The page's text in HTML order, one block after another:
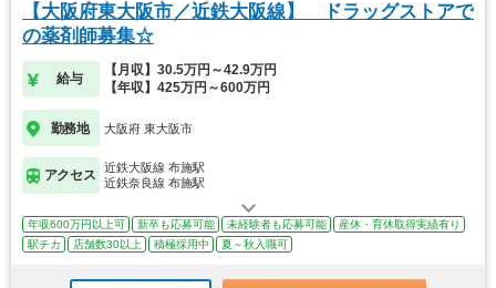
【大阪府東大阪市／近鉄大阪線】 ドラッグストアで
の薬剤師募集☆
給与
【月収】30.5万円～42.9万円
【年収】425万円～600万円
勤務地 大阪府 東大阪市
アクセス
近鉄大阪線 布施駅
近鉄奈良線 布施駅
年収600万円以上可 新卒も応募可能 未経験者も応募可能
産休・育休取得実績有り
駅チカ
店舗数30以上 積極採用中 夏～秋入職可